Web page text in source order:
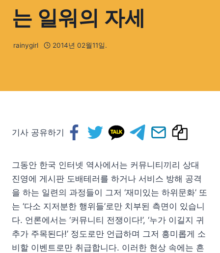
는 일워의 자세
rainygirl 2014년 02월11일.
기사 공유하기
그동안 한국 인터넷 역사에서는 커뮤니티끼리 상대
진영에 게시판 도배테러를 하거나 서비스 방해 공격
을 하는 일련의 과정들이 그저 ‘재미있는 하위문화’ 또
는 ‘다소 지저분한 행위들’로만 치부된 측면이 있습니
다. 언론에서는 ‘커뮤니티 전쟁이다!’, ‘누가 이길지 귀
추가 주목된다!’ 정도로만 언급하며 그저 흥미롭게 소
비할 이벤트로만 취급합니다. 이러한 현상 속에는 흔